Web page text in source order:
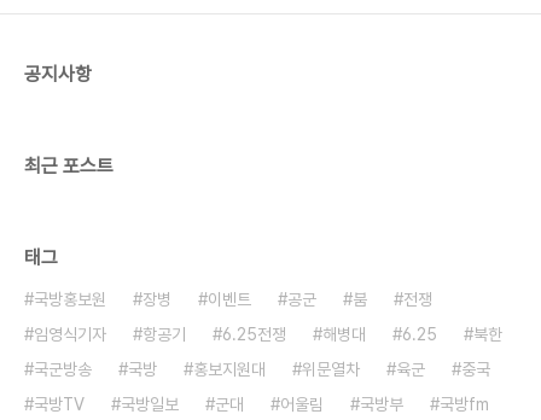
공지사항
최근 포스트
태그
국방홍보원 장병 이벤트 공군 붐
전쟁
임영식기자
항공기 6.25전쟁 해병대 6.25
북한
국군방송
국방 홍보지원대 위문열차 육군
중국
국방TV
국방일보 군대 어울림 국방부
국방fm